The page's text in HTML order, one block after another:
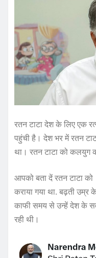
k
रतन टाटा देश के लिए एक
पहुंची है। देश भर में रतन
था। रतन टाटा को कलयुग
आपको बता दें रतन टाटा
कराया गया था. बढ़ती उम्र
काफी समय से उन्‍हें देश के
रही थी।